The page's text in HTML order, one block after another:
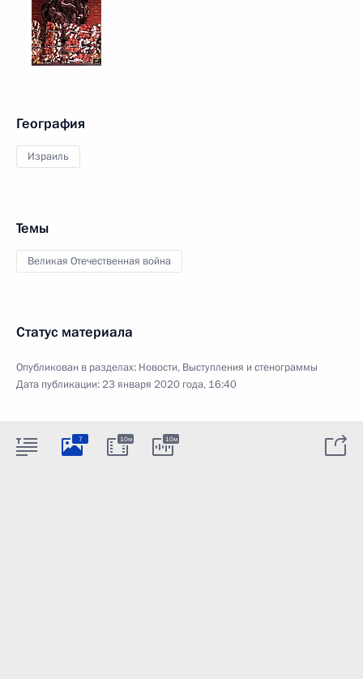
География
Израиль
Темы
Великая Отечественная война
Статус материала
Опубликован в разделах: Новости, Выступления и стенограммы
Дата публикации:23 января 2020 года, 16:40
7 10м 10м